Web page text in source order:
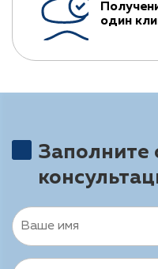
один
Заполните